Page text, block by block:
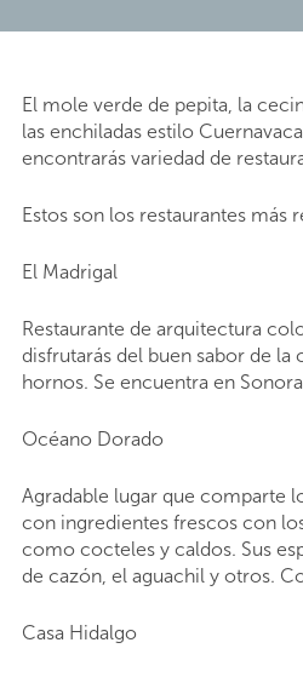
El mole verde de pepita, la
las enchiladas estilo
encontrarás variedad de
Estos son los restaurantes más
El Madrigal
Restaurante de arquitectura
disfrutarás del buen sabor de
hornos. Se encuentra en
Océano Dorado
Agradable lugar que comparte
con ingredientes frescos con
como cocteles y caldos. Sus
de cazón, el aguachil y otros.
Casa Hidalgo